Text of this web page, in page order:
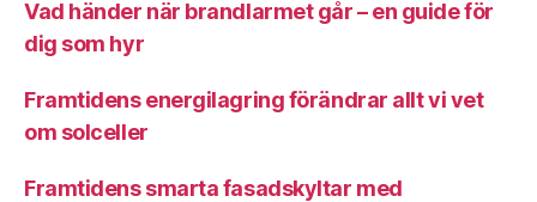
Vad händer när brandlarmet går – en guide för
dig som hyr
Framtidens energilagring förändrar allt vi vet
om solceller
Framtidens smarta fasadskyltar med